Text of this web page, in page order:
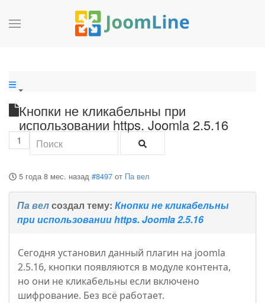
Кнопки не кликабельны при
использовании https. Joomla 2.5.16
1
5 года 8 мес. назад #8497 от Па вел
Па велсоздал тему: Кнопки не кликабельны
при использовании https. Joomla 2.5.16
Сегодня установил данный плагин на joomla
2.5.16, кнопки появляются в модуле контента,
но они не кликабельны если включено
шифрование. Без всё работает.